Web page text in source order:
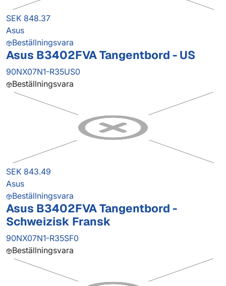
SEK 848.37
Asus
Beställningsvara
Asus B3402FVA Tangentbord - US
90NX07N1-R35US0
Beställningsvara
SEK 843.49
Asus
Beställningsvara
Asus B3402FVA Tangentbord -
Schweizisk Fransk
90NX07N1-R35SF0
Beställningsvara